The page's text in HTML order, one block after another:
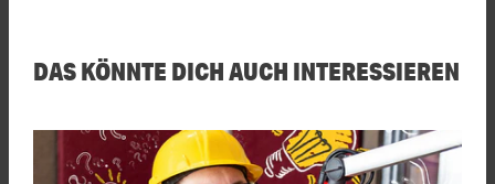
DAS KÖNNTE DICH AUCH INTERESSIEREN